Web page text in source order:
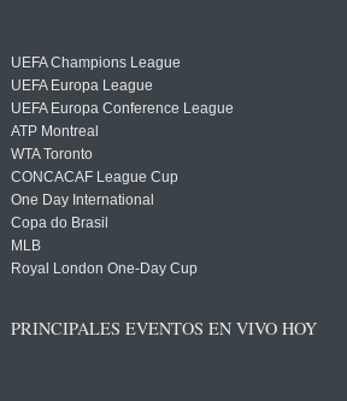
UEFA Champions League
UEFA Europa League
UEFA Europa Conference League
ATP Montreal
WTA Toronto
CONCACAF League Cup
One Day International
Copa do Brasil
MLB
Royal London One-Day Cup
PRINCIPALES EVENTOS EN VIVO HOY